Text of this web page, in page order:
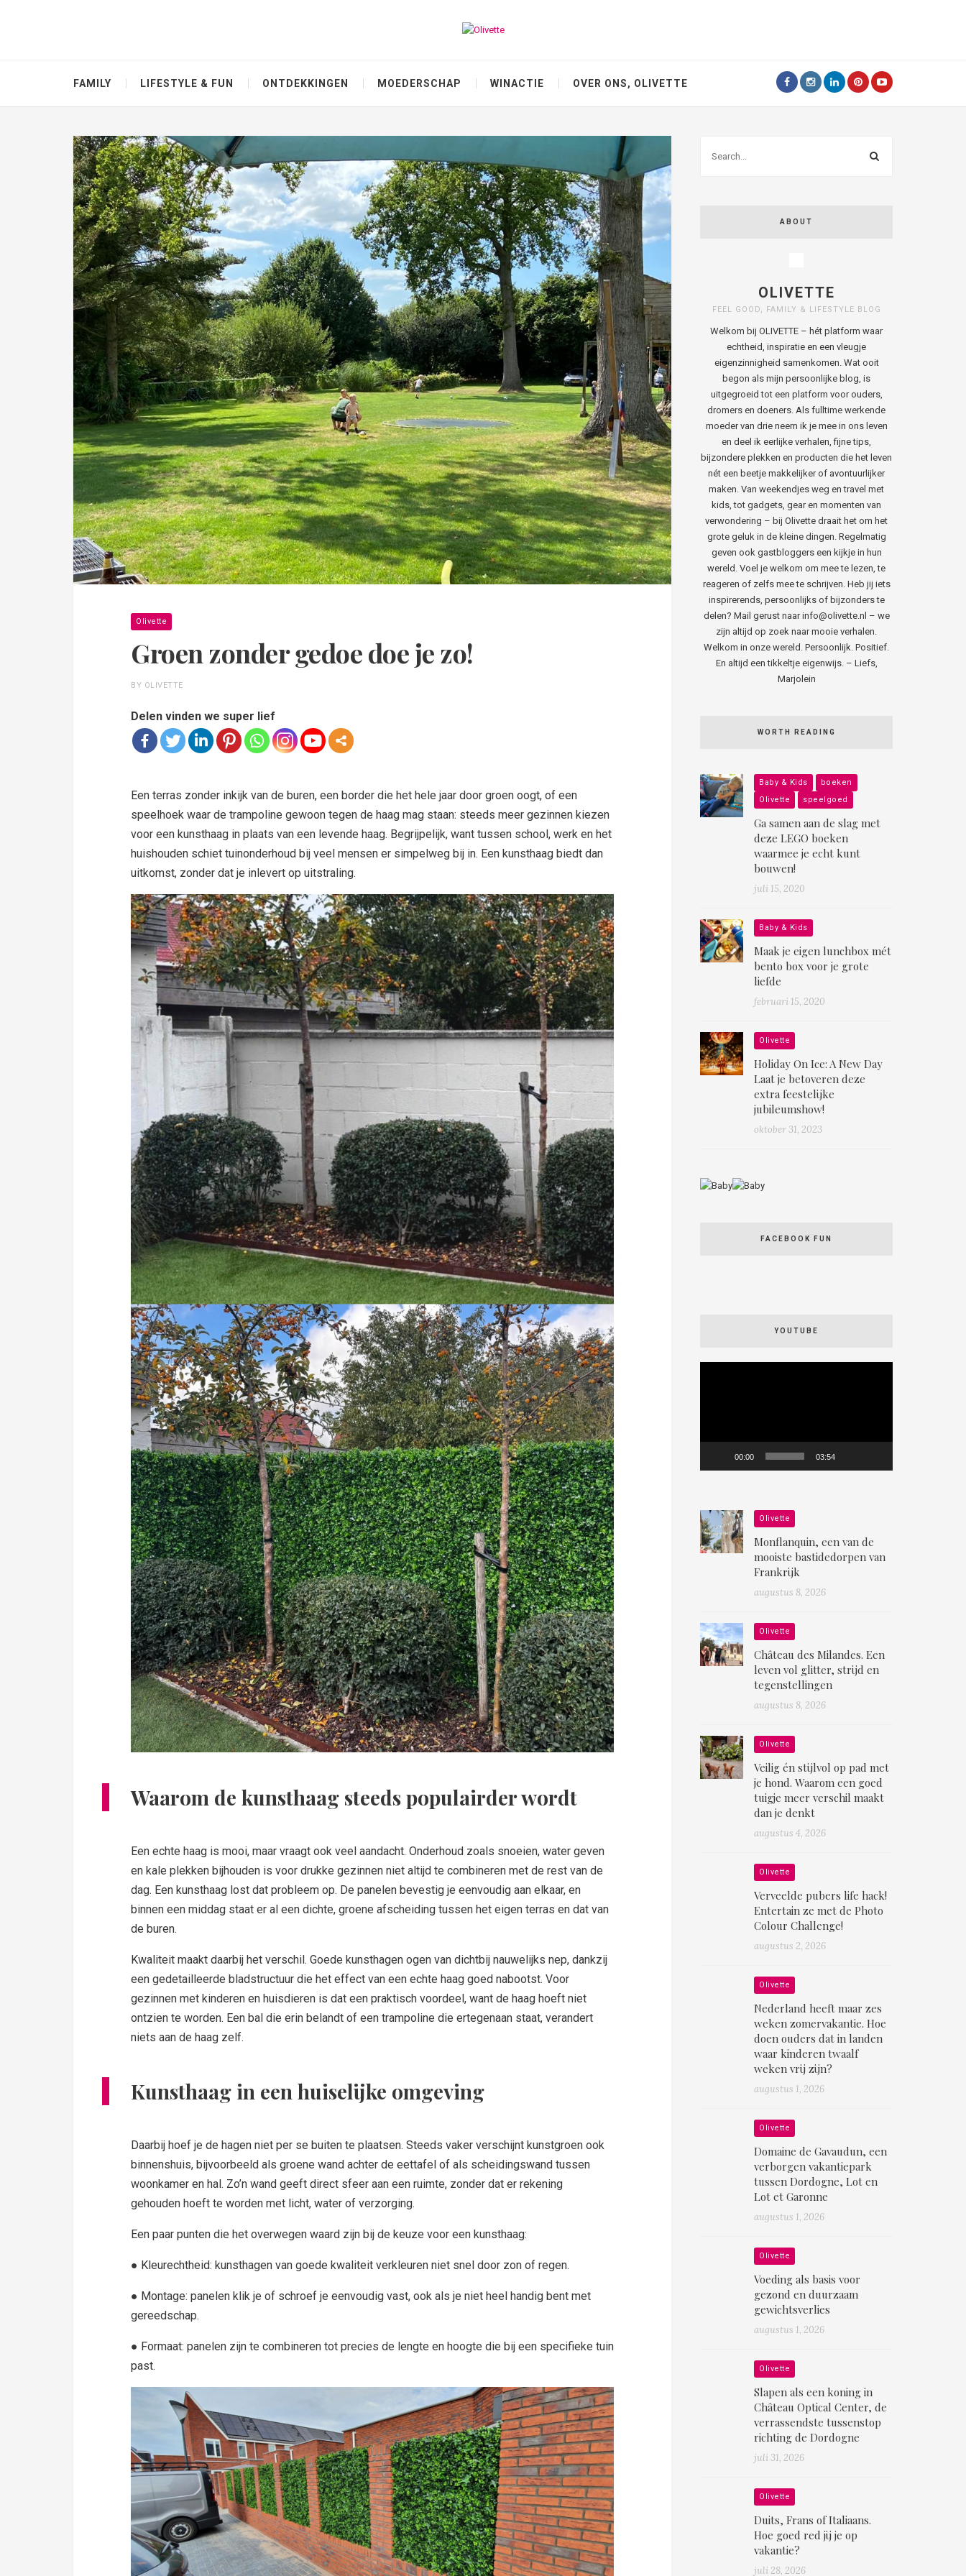
FAMILY LIFESTYLE & FUN ONTDEKKINGEN MOEDERSCHAP WINACTIE OVER ONS, OLIVETTE
Olivette
Groen zonder gedoe doe je zo!
BY OLIVETTE
Delen vinden we super lief
Een terras zonder inkijk van de buren, een border die het hele jaar door groen oogt, of een
speelhoek waar de trampoline gewoon tegen de haag mag staan: steeds meer gezinnen kiezen
voor een kunsthaag in plaats van een levende haag. Begrijpelijk, want tussen school, werk en het
huishouden schiet tuinonderhoud bij veel mensen er simpelweg bij in. Een kunsthaag biedt dan
uitkomst, zonder dat je inlevert op uitstraling.
Waarom de kunsthaag steeds populairder wordt
Een echte haag is mooi, maar vraagt ook veel aandacht. Onderhoud zoals snoeien, water geven
en kale plekken bijhouden is voor drukke gezinnen niet altijd te combineren met de rest van de
dag. Een kunsthaag lost dat probleem op. De panelen bevestig je eenvoudig aan elkaar, en
binnen een middag staat er al een dichte, groene afscheiding tussen het eigen terras en dat van
de buren.
Kwaliteit maakt daarbij het verschil. Goede kunsthagen ogen van dichtbij nauwelijks nep, dankzij
een gedetailleerde bladstructuur die het effect van een echte haag goed nabootst. Voor
gezinnen met kinderen en huisdieren is dat een praktisch voordeel, want de haag hoeft niet
ontzien te worden. Een bal die erin belandt of een trampoline die ertegenaan staat, verandert
niets aan de haag zelf.
Kunsthaag in een huiselijke omgeving
Daarbij hoef je de hagen niet per se buiten te plaatsen. Steeds vaker verschijnt kunstgroen ook
binnenshuis, bijvoorbeeld als groene wand achter de eettafel of als scheidingswand tussen
woonkamer en hal. Zo’n wand geeft direct sfeer aan een ruimte, zonder dat er rekening
gehouden hoeft te worden met licht, water of verzorging.
Een paar punten die het overwegen waard zijn bij de keuze voor een kunsthaag:
● Kleurechtheid: kunsthagen van goede kwaliteit verkleuren niet snel door zon of regen.
● Montage: panelen klik je of schroef je eenvoudig vast, ook als je niet heel handig bent met
gereedschap.
● Formaat: panelen zijn te combineren tot precies de lengte en hoogte die bij een specifieke tuin
past.
ABOUT
OLIVETTE
FEEL GOOD, FAMILY & LIFESTYLE BLOG
Welkom bij OLIVETTE – hét platform waar
echtheid, inspiratie en een vleugje
eigenzinnigheid samenkomen. Wat ooit
begon als mijn persoonlijke blog, is
uitgegroeid tot een platform voor ouders,
dromers en doeners. Als fulltime werkende
moeder van drie neem ik je mee in ons leven
en deel ik eerlijke verhalen, fijne tips,
bijzondere plekken en producten die het leven
nét een beetje makkelijker of avontuurlijker
maken. Van weekendjes weg en travel met
kids, tot gadgets, gear en momenten van
verwondering – bij Olivette draait het om het
grote geluk in de kleine dingen. Regelmatig
geven ook gastbloggers een kijkje in hun
wereld. Voel je welkom om mee te lezen, te
reageren of zelfs mee te schrijven. Heb jij iets
inspirerends, persoonlijks of bijzonders te
delen? Mail gerust naar info@olivette.nl – we
zijn altijd op zoek naar mooie verhalen.
Welkom in onze wereld. Persoonlijk. Positief.
En altijd een tikkeltje eigenwijs. – Liefs,
Marjolein
WORTH READING
Baby & Kids
boeken
Olivette
speelgoed
Ga samen aan de slag met
deze LEGO boeken
waarmee je echt kunt
bouwen!
juli 15, 2020
Baby & Kids
Maak je eigen lunchbox mét
bento box voor je grote
liefde
februari 15, 2020
Olivette
Holiday On Ice: A New Day
Laat je betoveren deze
extra feestelijke
jubileumshow!
oktober 31, 2023
FACEBOOK FUN
YOUTUBE
00:00 03:54
Olivette
Monflanquin, een van de
mooiste bastidedorpen van
Frankrijk
augustus 8, 2026
Olivette
Château des Milandes. Een
leven vol glitter, strijd en
tegenstellingen
augustus 8, 2026
Olivette
Veilig én stijlvol op pad met
je hond. Waarom een goed
tuigje meer verschil maakt
dan je denkt
augustus 4, 2026
Olivette
Verveelde pubers life hack!
Entertain ze met de Photo
Colour Challenge!
augustus 2, 2026
Olivette
Nederland heeft maar zes
weken zomervakantie. Hoe
doen ouders dat in landen
waar kinderen twaalf
weken vrij zijn?
augustus 1, 2026
Olivette
Domaine de Gavaudun, een
verborgen vakantiepark
tussen Dordogne, Lot en
Lot et Garonne
augustus 1, 2026
Olivette
Voeding als basis voor
gezond en duurzaam
gewichtsverlies
augustus 1, 2026
Olivette
Slapen als een koning in
Château Optical Center, de
verrassendste tussenstop
richting de Dordogne
juli 31, 2026
Olivette
Duits, Frans of Italiaans.
Hoe goed red jij je op
vakantie?
juli 28, 2026